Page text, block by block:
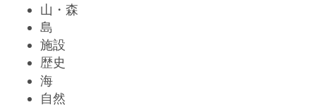
山・森
島
施設
歴史
海
自然